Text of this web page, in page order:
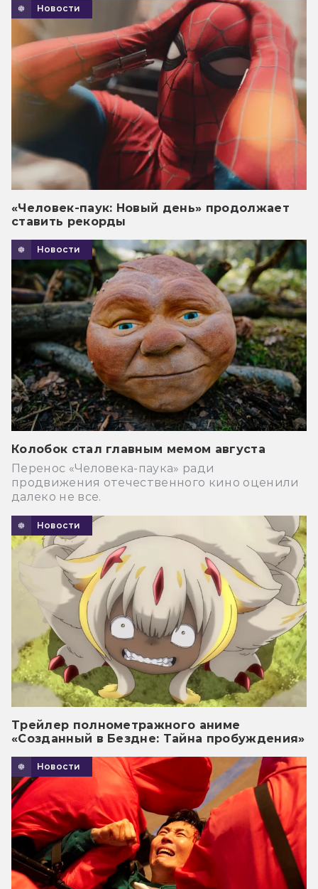
Новости
«Человек-паук: Новый день» продолжает
ставить рекорды
Новости
Колобок стал главным мемом августа
Перенос «Человека-паука» ради
продвижения отечественного кино оценили
далеко не все.
Новости
Трейлер полнометражного аниме
«Созданный в Бездне: Тайна пробуждения»
Новости